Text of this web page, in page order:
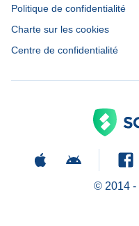
Politique de confidentialité
Charte sur les cookies
Centre de confidentialité
© 2014 -